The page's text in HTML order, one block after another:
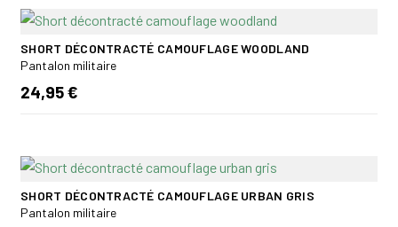
SHORT DÉCONTRACTÉ CAMOUFLAGE WOODLAND
Pantalon militaire
24,95 €
SHORT DÉCONTRACTÉ CAMOUFLAGE URBAN GRIS
Pantalon militaire